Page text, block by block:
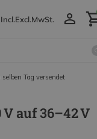
Incl.Excl.MwSt.
Tag versendet
auf 36–42 V